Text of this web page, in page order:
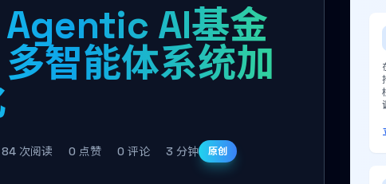
Agentic AI基金
智能体系统加
84 次阅读 0 点赞 0 评论 3 分钟
原创